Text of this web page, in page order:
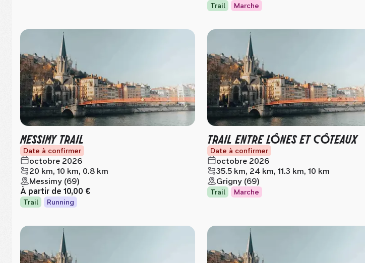
Trail Marche
MESSIMY TRAIL
Date à confirmer
octobre 2026
20 km, 10 km, 0.8 km
Messimy (69)
À partir de 10,00 €
Trail Running
TRAIL ENTRE LÔNES ET CÔTEAUX
Date à confirmer
octobre 2026
35.5 km, 24 km, 11.3 km, 10 km
Grigny (69)
Trail Marche